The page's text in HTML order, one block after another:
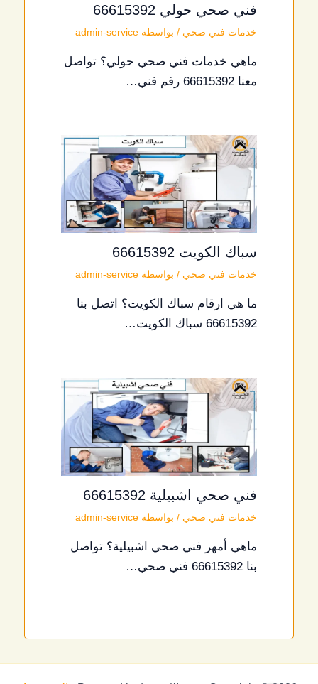
فني صحي حولي 66615392
خدمات فني صحي / بواسطة admin-service
ماهي خدمات فني صحي حولي؟ تواصل
معنا 66615392 رقم فني…
سباك الكويت 66615392
خدمات فني صحي / بواسطة admin-service
ما هي ارقام سباك الكويت؟ اتصل بنا
66615392 سباك الكويت…
فني صحي اشبيلية 66615392
خدمات فني صحي / بواسطة admin-service
ماهي أمهر فني صحي اشبيلية؟ تواصل
بنا 66615392 فني صحي…